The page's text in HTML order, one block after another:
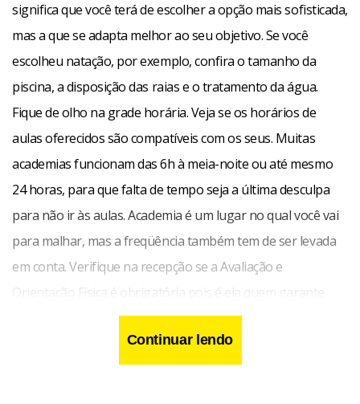
significa que você terá de escolher a opção mais sofisticada,
mas a que se adapta melhor ao seu objetivo. Se você
escolheu natação, por exemplo, confira o tamanho da
piscina, a disposição das raias e o tratamento da água.
Fique de olho na grade horária. Veja se os horários de
aulas oferecidos são compatíveis com os seus. Muitas
academias funcionam das 6h à meia-noite ou até mesmo
24 horas, para que falta de tempo seja a última desculpa
para não ir às aulas. Academia é um lugar no qual você vai
para malhar, mas a freqüência também tem de ser levada
em conta. Verifique na recepção se a Avaliação e
Orientação Física é obrigatória pois é ela quem garante
que você fará seus exercícios com segurança. Também
pergunte como é a demanda de alunos no horário que
você pretende freqüentar, ou até vá até lá neste horário e
Continuar lendo